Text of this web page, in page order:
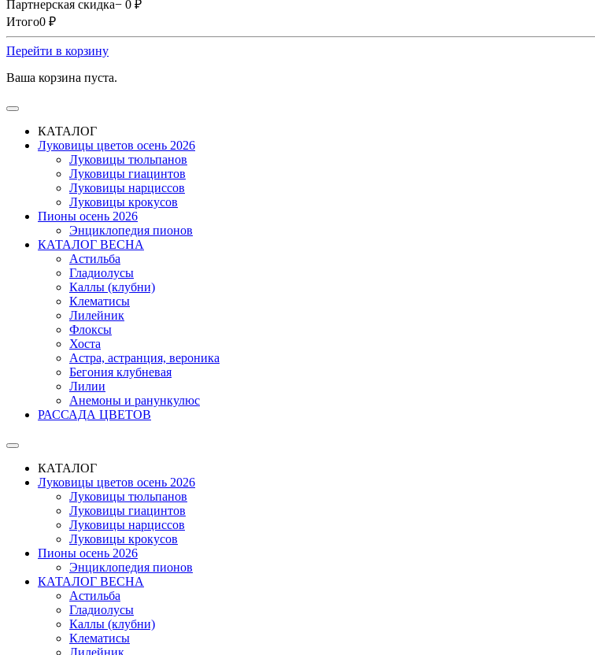
Партнерская скидка− 0 ₽
Итого0 ₽
Перейти в корзину
Ваша корзина пуста.
КАТАЛОГ
Луковицы цветов осень 2026
Луковицы тюльпанов
Луковицы гиацинтов
Луковицы нарциссов
Луковицы крокусов
Пионы осень 2026
Энциклопедия пионов
КАТАЛОГ ВЕСНА
Астильба
Гладиолусы
Каллы (клубни)
Клематисы
Лилейник
Флоксы
Хоста
Астра, астранция, вероника
Бегония клубневая
Лилии
Анемоны и ранункулюс
РАССАДА ЦВЕТОВ
КАТАЛОГ
Луковицы цветов осень 2026
Луковицы тюльпанов
Луковицы гиацинтов
Луковицы нарциссов
Луковицы крокусов
Пионы осень 2026
Энциклопедия пионов
КАТАЛОГ ВЕСНА
Астильба
Гладиолусы
Каллы (клубни)
Клематисы
Лилейник